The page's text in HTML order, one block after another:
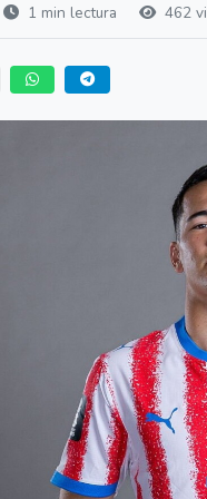
1 min lectura 462